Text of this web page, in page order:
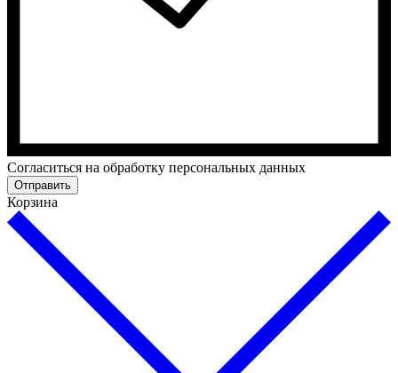
Cогласиться на обработку персональных данных
Отправить
Корзина